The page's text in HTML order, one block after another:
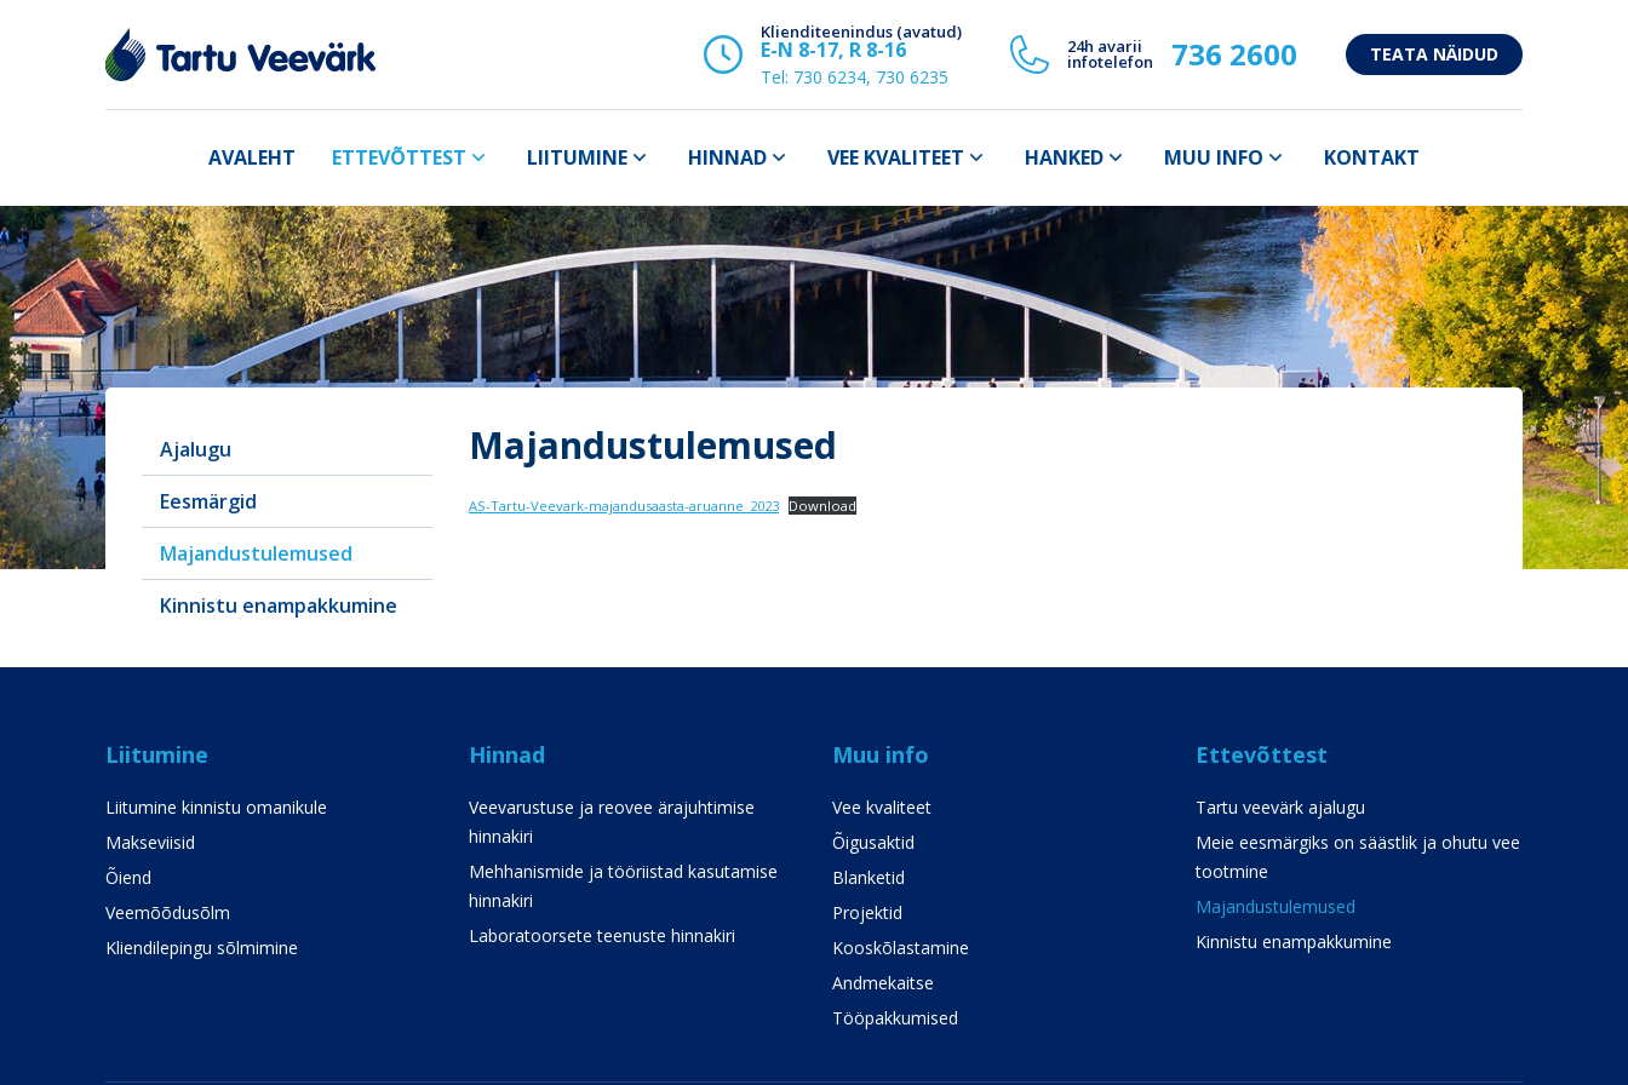
Klienditeenindus (avatud)
E-N 8-17, R 8-16
Tel: 730 6234, 730 6235
24h avarii
infotelefon 736 2600 TEATA NÄIDUD
AVALEHT ETTEVÕTTEST LIITUMINE HINNAD VEE KVALITEET HANKED MUU INFO KONTAKT
Ajalugu
Eesmärgid
Majandustulemused
Kinnistu enampakkumine
Majandustulemused
AS-Tartu-Veevark-majandusaasta-aruanne_2023 Download
Liitumine
Liitumine kinnistu omanikule
Makseviisid
Õiend
Veemõõdusõlm
Kliendilepingu sõlmimine
Hinnad
Veevarustuse ja reovee ärajuhtimise
hinnakiri
Mehhanismide ja tööriistad kasutamise
hinnakiri
Laboratoorsete teenuste hinnakiri
Muu info
Vee kvaliteet
Õigusaktid
Blanketid
Projektid
Kooskõlastamine
Andmekaitse
Tööpakkumised
Ettevõttest
Tartu veevärk ajalugu
Meie eesmärgiks on säästlik ja ohutu vee
tootmine
Majandustulemused
Kinnistu enampakkumine